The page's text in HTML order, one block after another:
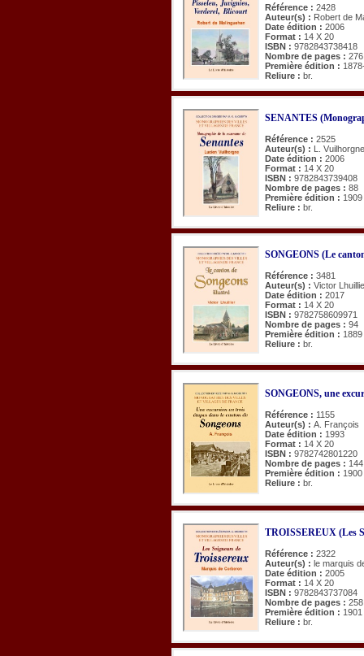
Référence : 2428
Auteur(s) : Robert de
Date édition : 2006
Format : 14 X 20
ISBN : 9782843738418
Nombre de pages : 276
Première édition :
Reliure : br.
SENANTES
Référence : 2525
Auteur(s) : L. Vuilhorgne
Date édition : 2006
Format : 14 X 20
ISBN : 9782843739408
Nombre de pages : 88
Première édition : 1909
Reliure : br.
SONGEONS (Le
Référence : 3481
Auteur(s) : Victor
Date édition : 2017
Format : 14 X 20
ISBN : 9782758609971
Nombre de pages : 94
Première édition : 1889
Reliure : br.
SONGEONS, une
Référence : 1155
Auteur(s) : A. François
Date édition : 1993
Format : 14 X 20
ISBN : 9782742801220
Nombre de pages : 144
Première édition : 1900
Reliure : br.
TROISSEREUX (Les
Référence : 2322
Auteur(s) : le marquis
Date édition : 2005
Format : 14 X 20
ISBN : 9782843737084
Nombre de pages : 258
Première édition : 1901
Reliure : br.